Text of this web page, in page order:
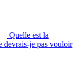
Quelle est la
devrais-je pas vouloir